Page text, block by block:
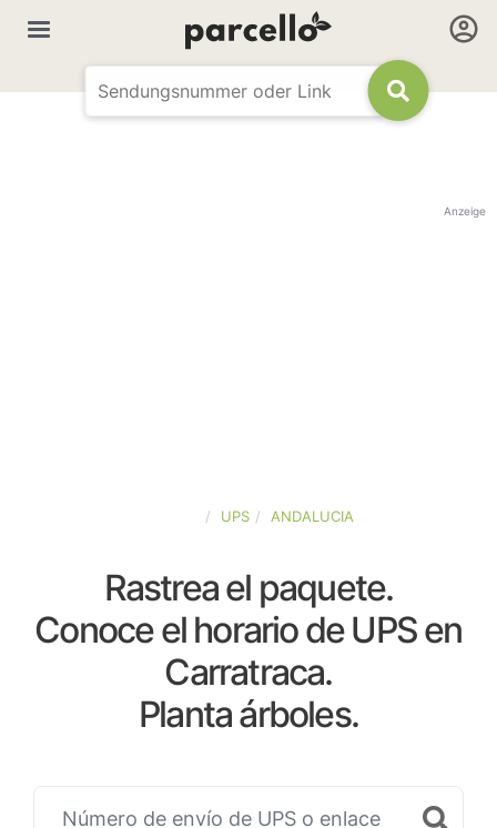
Anzeige
UPS ANDALUCIA
Rastrea el paquete.
Conoce el horario de UPS en
Carratraca.
Planta árboles.